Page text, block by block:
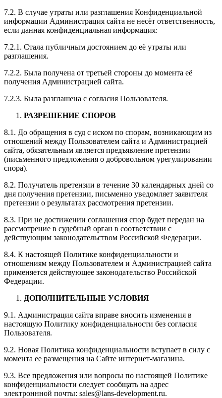
7.2. В случае утраты или разглашения Конфиденциальной
информации Администрация сайта не несёт ответственность,
если данная конфиденциальная информация:
7.2.1. Стала публичным достоянием до её утраты или
разглашения.
7.2.2. Была получена от третьей стороны до момента её
получения Администрацией сайта.
7.2.3. Была разглашена с согласия Пользователя.
РАЗРЕШЕНИЕ СПОРОВ
8.1. До обращения в суд с иском по спорам, возникающим из
отношений между Пользователем сайта и Администрацией
сайта, обязательным является предъявление претензии
(письменного предложения о добровольном урегулировании
спора).
8.2. Получатель претензии в течение 30 календарных дней со
дня получения претензии, письменно уведомляет заявителя
претензии о результатах рассмотрения претензии.
8.3. При не достижении соглашения спор будет передан на
рассмотрение в судебный орган в соответствии с
действующим законодательством Российской Федерации.
8.4. К настоящей Политике конфиденциальности и
отношениям между Пользователем и Администрацией сайта
применяется действующее законодательство Российской
Федерации.
ДОПОЛНИТЕЛЬНЫЕ УСЛОВИЯ
9.1. Администрация сайта вправе вносить изменения в
настоящую Политику конфиденциальности без согласия
Пользователя.
9.2. Новая Политика конфиденциальности вступает в силу с
момента ее размещения на Сайте интернет-магазина.
9.3. Все предложения или вопросы по настоящей Политике
конфиденциальности следует сообщать на адрес
электроннной почты: sales@lans-development.ru.